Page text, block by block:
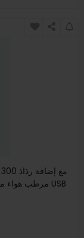
مرطب هواء مزدوج الرطوبة وموزع زيت عطري للسيارة ومنفذ USB